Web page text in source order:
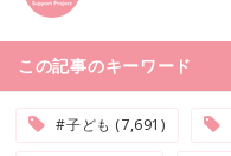
この記事のキーワード
#子ども (7,691)